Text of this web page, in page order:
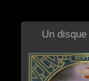
Un disque